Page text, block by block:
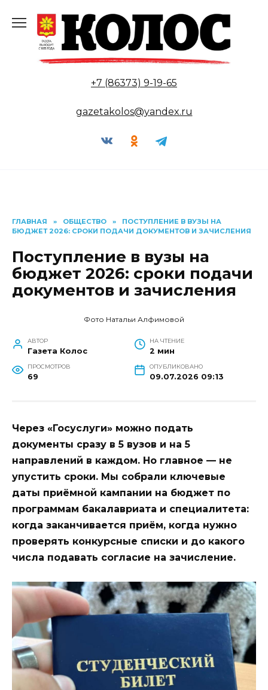
содержанию
+7 (86373) 9-19-65
gazetakolos@yandex.ru
ГЛАВНАЯ » ОБЩЕСТВО »
ПОСТУПЛЕНИЕ В ВУЗЫ НА
БЮДЖЕТ 2026: СРОКИ ПОДАЧИ ДОКУМЕНТОВ И ЗАЧИСЛЕНИЯ
Поступление в вузы на
бюджет 2026: сроки подачи
документов и зачисления
Фото Натальи Алфимовой
АВТОР
Газета Колос
НА ЧТЕНИЕ
2 мин
ПРОСМОТРОВ
69
ОПУБЛИКОВАНО
09.07.2026 09:13
Через «Госуслуги» можно подать
документы сразу в 5 вузов и на 5
направлений в каждом. Но главное — не
упустить сроки. Мы собрали ключевые
даты приёмной кампании на бюджет по
программам бакалавриата и специалитета:
когда заканчивается приём, когда нужно
проверять конкурсные списки и до какого
числа подавать согласие на зачисление.